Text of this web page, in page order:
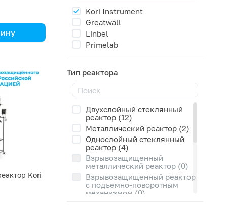
Kori
Kori Instrument
Greatwall
Linbel
Primelab
Тип реактора
Двухслойный стеклянный
реактор (12)
Металлический реактор (2)
Однослойный стеклянный
реактор (4)
Взрывозащищенный
металлический реактор (0)
Взрывозащищенный реактор
с подъемно-поворотным
механизмом (0)